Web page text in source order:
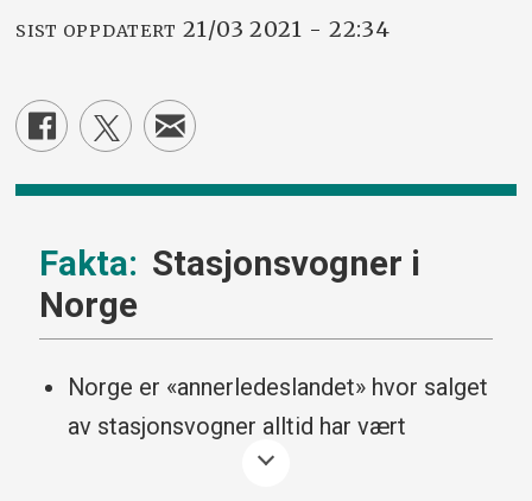
SIST OPPDATERT 21/03 2021 - 22:34
Stasjonsvogner i
Norge
Norge er «annerledeslandet» hvor salget
av stasjonsvogner alltid har vært
markant høyere enn i noe annet land.